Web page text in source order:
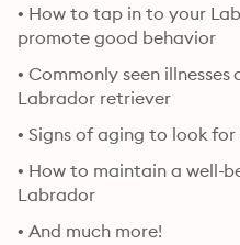
• How to tap in to your
promote good behavior
• Commonly seen
Labrador retriever
• Signs of aging to look
• How to maintain a well-
Labrador
• And much more!